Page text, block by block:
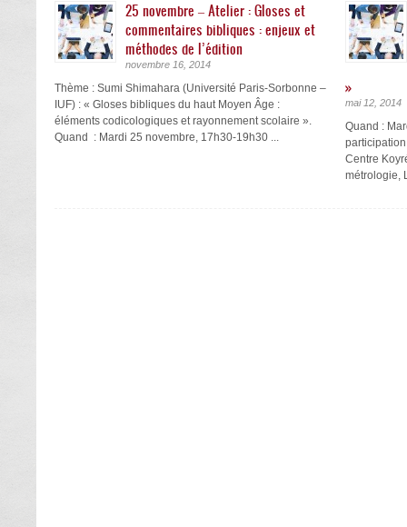
25 novembre – Atelier : Gloses et
commentaires bibliques : enjeux et
méthodes de l’édition
novembre 16, 2014
Thème : Sumi Shimahara (Université Paris-Sorbonne –
IUF) : « Gloses bibliques du haut Moyen Âge :
éléments codicologiques et rayonnement scolaire ».
Quand : Mardi 25 novembre, 17h30-19h30 ...
»
mai 12, 2014
Quand :
Centre
métrologie,